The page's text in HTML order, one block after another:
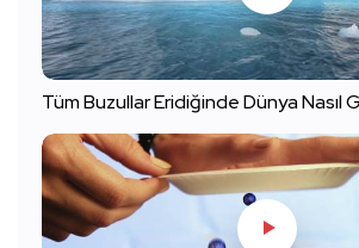
Tüm Buzullar Eridiğinde Dünya Nasıl